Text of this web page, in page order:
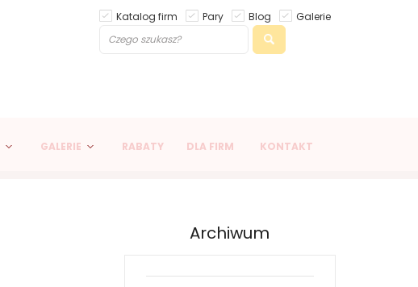
Katalog firm Pary Blog Galerie
GALERIE RABATY DLA FIRM KONTAKT
Archiwum